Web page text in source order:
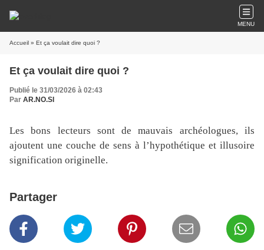
MENU
Accueil » Et ça voulait dire quoi ?
Et ça voulait dire quoi ?
Publié le 31/03/2026 à 02:43
Par AR.NO.SI
Les bons lecteurs sont de mauvais archéologues, ils
ajoutent une couche de sens à l’hypothétique et illusoire
signification originelle.
Partager